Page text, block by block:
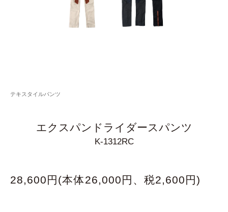
テキスタイルパンツ
エクスパンドライダースパンツ
K-1312RC
28,600円(本体26,000円、税2,600円)